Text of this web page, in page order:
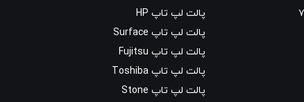
پالت لپ تاپ HP
پالت لپ تاپ Surface
پالت لپ تاپ Fujitsu
پالت لپ تاپ Toshiba
پالت لپ تاپ Stone